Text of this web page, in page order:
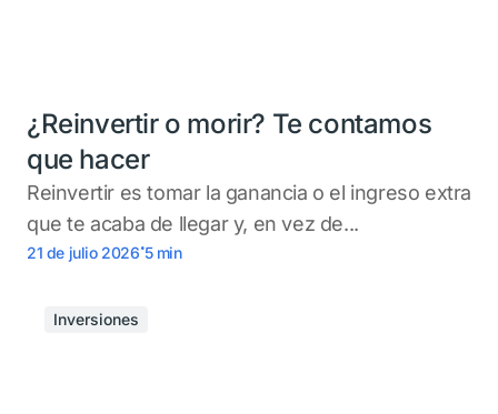
¿Reinvertir o morir? Te contamos
que hacer
Reinvertir es tomar la ganancia o el ingreso extra
que te acaba de llegar y, en vez de...
21 de julio 2026.5 min
Inversiones